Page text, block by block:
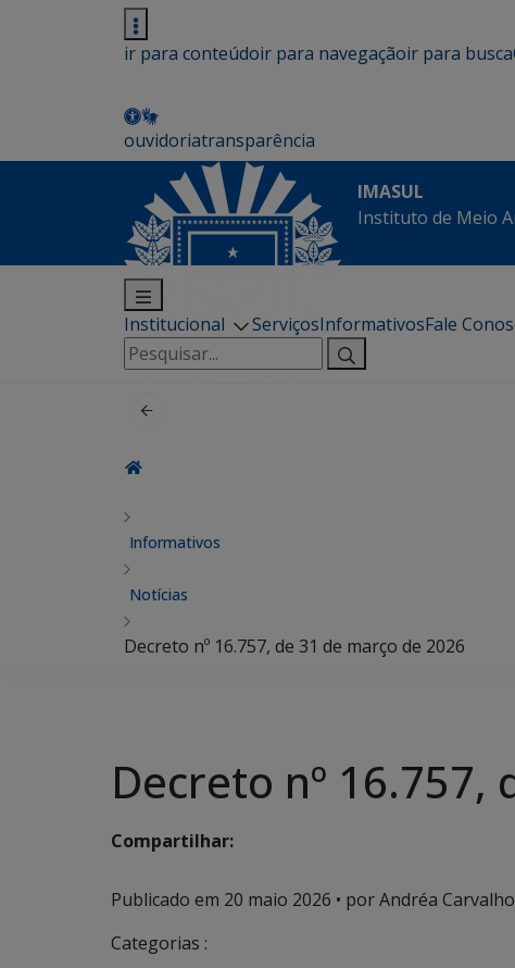
ir para conteúdoir para navegaçãoir para busca
ouvidoriatransparência
IMASUL
Instituto de Meio
Institucional ServiçosInformativosFale
Pesquisar
por:
Informativos
Notícias
Decreto nº 16.757, de 31 de março de 2026
Decreto nº 16.757,
Compartilhar:
Publicado em 20 maio 2026 • por Andréa
Categorias :